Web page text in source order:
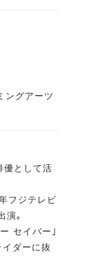
ングアーツ
優として活
フジテレビ
演｡
セイバー｣
ダーに抜